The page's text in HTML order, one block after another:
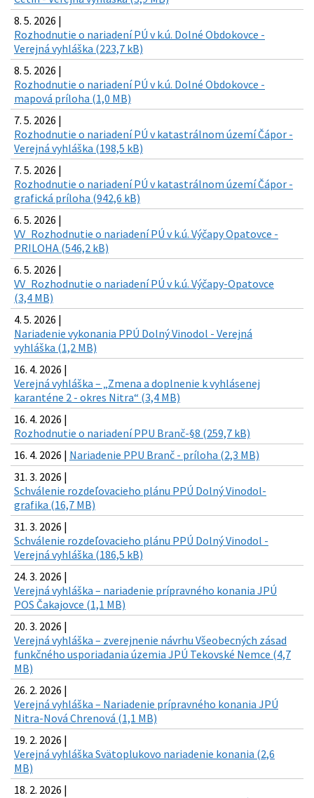
8. 5. 2026 |
Rozhodnutie o nariadení PÚ v k.ú. Dolné Obdokovce -
Verejná vyhláška (223,7 kB)
8. 5. 2026 |
Rozhodnutie o nariadení PÚ v k.ú. Dolné Obdokovce -
mapová príloha (1,0 MB)
7. 5. 2026 |
Rozhodnutie o nariadení PÚ v katastrálnom území Čápor -
Verejná vyhláška (198,5 kB)
7. 5. 2026 |
Rozhodnutie o nariadení PÚ v katastrálnom území Čápor -
grafická príloha (942,6 kB)
6. 5. 2026 |
VV_Rozhodnutie o nariadení PÚ v k.ú. Výčapy Opatovce -
PRILOHA (546,2 kB)
6. 5. 2026 |
VV_Rozhodnutie o nariadení PÚ v k.ú. Výčapy-Opatovce
(3,4 MB)
4. 5. 2026 |
Nariadenie vykonania PPÚ Dolný Vinodol - Verejná
vyhláška (1,2 MB)
16. 4. 2026 |
Verejná vyhláška – „Zmena a doplnenie k vyhlásenej
karanténe 2 - okres Nitra“ (3,4 MB)
16. 4. 2026 |
Rozhodnutie o nariadení PPU Branč-§8 (259,7 kB)
16. 4. 2026 | Nariadenie PPU Branč - príloha (2,3 MB)
31. 3. 2026 |
Schválenie rozdeľovacieho plánu PPÚ Dolný Vinodol-
grafika (16,7 MB)
31. 3. 2026 |
Schválenie rozdeľovacieho plánu PPÚ Dolný Vinodol -
Verejná vyhláška (186,5 kB)
24. 3. 2026 |
Verejná vyhláška – nariadenie prípravného konania JPÚ
POS Čakajovce (1,1 MB)
20. 3. 2026 |
Verejná vyhláška – zverejnenie návrhu Všeobecných zásad
funkčného usporiadania územia JPÚ Tekovské Nemce (4,7
MB)
26. 2. 2026 |
Verejná vyhláška – Nariadenie prípravného konania JPÚ
Nitra-Nová Chrenová (1,1 MB)
19. 2. 2026 |
Verejná vyhláška Svätoplukovo nariadenie konania (2,6
MB)
18. 2. 2026 |